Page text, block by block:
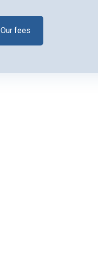
Our fees